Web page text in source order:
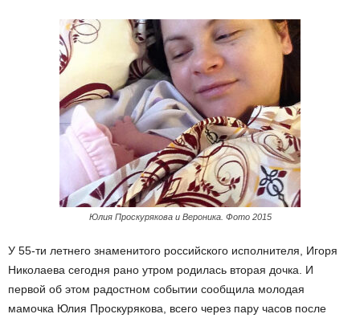
Юлия Проскурякова и Вероника. Фото 2015
У 55-ти летнего знаменитого российского исполнителя, Игоря
Николаева сегодня рано утром родилась вторая дочка. И
первой об этом радостном событии сообщила молодая
мамочка Юлия Проскурякова, всего через пару часов после